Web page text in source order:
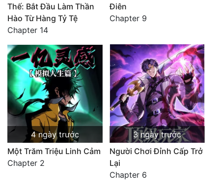
Thế: Bắt Đầu Làm Thần
Hào Từ Hàng Tỷ Tệ
Chapter 14
Điên
Chapter 9
4 ngày trước
Một Trăm Triệu Linh Cảm
Chapter 2
3 ngày trước
Người Chơi Đỉnh Cấp Trở
Lại
Chapter 6